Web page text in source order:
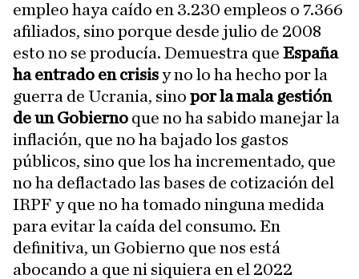
empleo haya caído en 3.230 empleos o 7.366
afiliados, sino porque desde julio de 2008
esto no se producía. Demuestra que España
ha entrado en crisisy no lo ha hecho por la
guerra de Ucrania, sino por la mala gestión
de un Gobierno que no ha sabido manejar la
inflación, que no ha bajado los gastos
públicos, sino que los ha incrementado, que
no ha deflactado las bases de cotización del
IRPF y que no ha tomado ninguna medida
para evitar la caída del consumo. En
definitiva, un Gobierno que nos está
abocando a que ni siquiera en el 2022